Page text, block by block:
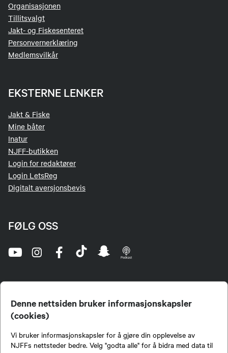
Denne nettsiden bruker informasjonskapsler
(cookies)
Vi bruker informasjonskapsler for å gjøre din opplevelse av
NJFFs nettsteder bedre. Velg "godta alle" for å bidra med data til
Organisasjonen
Tillitsvalgt
Jakt- og Fiskesenteret
Personvernerklæring
Medlemsvilkår
EKSTERNE LENKER
Jakt & Fiske
Mine båter
Inatur
NJFF-butikken
Login for redaktører
Login LetsReg
Digitalt aversjonsbevis
FØLG OSS
jegere og sportsfiskere og et av de viktigste miljøene for formidling av kunnskap om jakt og
fiske i Norge. Vi er en partipolitisk nøytral organisasjon, men har et sterkt jakt-, fiske-, og